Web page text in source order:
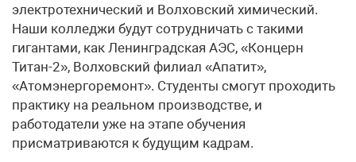
электротехнический и Волховский химический.
Наши колледжи будут сотрудничать с такими
гигантами, как Ленинградская АЭС, «Концерн
Титан-2», Волховский филиал «Апатит»,
«Атомэнергоремонт». Студенты смогут проходить
практику на реальном производстве, и
работодатели уже на этапе обучения
присматриваются к будущим кадрам.